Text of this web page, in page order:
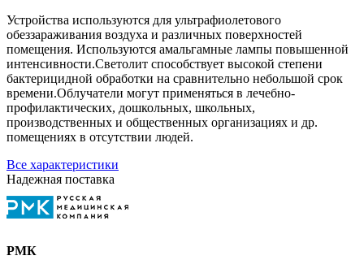
Устройства используются для ультрафиолетового
обеззараживания воздуха и различных поверхностей
помещения. Используются амальгамные лампы повышенной
интенсивности.Светолит способствует высокой степени
бактерицидной обработки на сравнительно небольшой срок
времени.Облучатели могут применяться в лечебно-
профилактических, дошкольных, школьных,
производственных и общественных организациях и др.
помещениях в отсутствии людей.
Все характеристики
Надежная поставка
РМК